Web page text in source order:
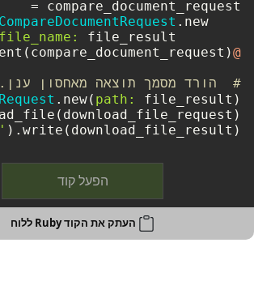
CompareDocumentRequest
file_result)
@words_api
#  הורד מסמך תוצאה מאחסון ענן.
.new( path:
).write(download_file_result)
הפעל קוד
העתק את הקוד Ruby ללוח